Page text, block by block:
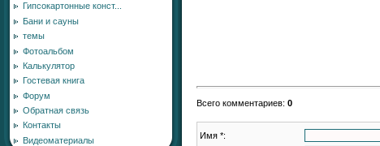
Гипсокартонные конст...
Бани и сауны
темы
Фотоальбом
Калькулятор
Гостевая книга
Форум
Обратная связь
Контакты
Видеоматериалы
Всего комментариев: 0
Имя *: